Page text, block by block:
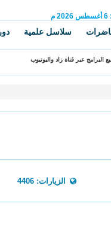
6 أغسطس 2026 م
سلاسل علمية
البرامج عبر قناة زاد واليوتيوب
الزيارات: 4406